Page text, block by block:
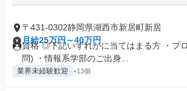
〒431-0302静岡県湖西市新居町新居
月給25万円～40万円
資格 ◎下記いずれかに当てはまる方 ・プ
問) ・情報系学部のご出身...
業界未経験歓迎 +13個